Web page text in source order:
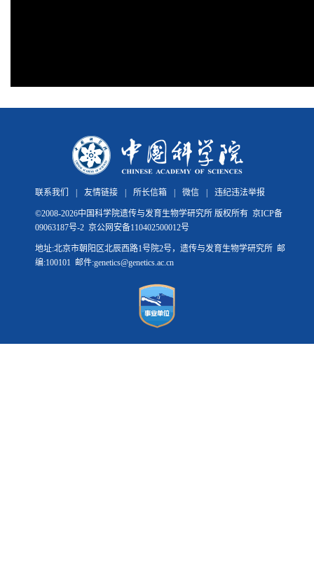
联系我们 | 友情链接 | 所长信箱 | 微信 | 违纪违法举报
©2008-2026中国科学院遗传与发育生物学研究所 版权所有 京ICP备
09063187号-2 京公网安备110402500012号
地址:北京市朝阳区北辰西路1号院2号，遗传与发育生物学研究所 邮
编:100101 邮件:genetics@genetics.ac.cn